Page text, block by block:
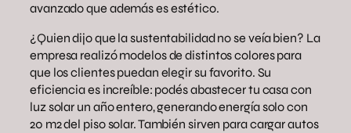
avanzado que además es estético.
¿Quien dijo que la sustentabilidad no se veía bien? La
empresa realizó modelos de distintos colores para
que los clientes puedan elegir su favorito. Su
eficiencia es increíble: podés abastecer tu casa con
luz solar un año entero, generando energía solo con
20 m2 del piso solar. También sirven para cargar autos